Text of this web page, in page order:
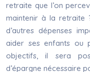
retraite que l’on
maintenir à la retraite
d’autres dépenses
aider ses enfants ou
objectifs, il sera
d’épargne nécessaire